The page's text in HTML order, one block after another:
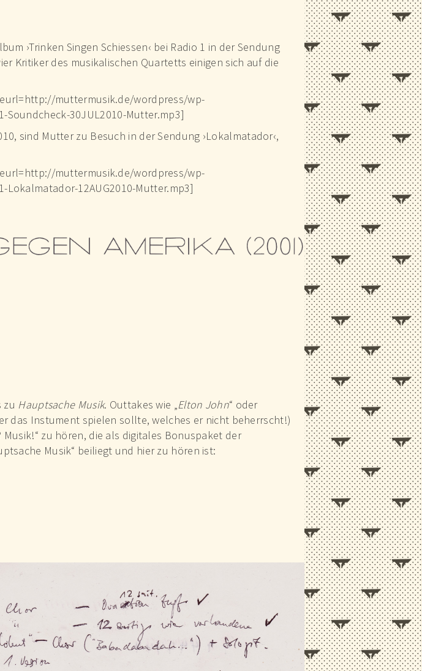
›Trinken Singen Schiessen‹ bei Radio 1 in der Sendung
Kritiker des musikalischen Quartetts einigen sich auf die
muttermusik.de/wordpress/wp-
30JUL2010-Mutter.mp3]
sind Mutter zu Besuch in der Sendung ›Lokalmatador‹,
muttermusik.de/wordpress/wp-
12AUG2010-Mutter.mp3]
zu Hauptsache Musik. Outtakes wie „Elton John“ oder
das Instument spielen sollte, welches er nicht beherrscht!)
Musik!“ zu hören, die als digitales Bonuspaket der
Musik“ beiliegt und hier zu hören ist: